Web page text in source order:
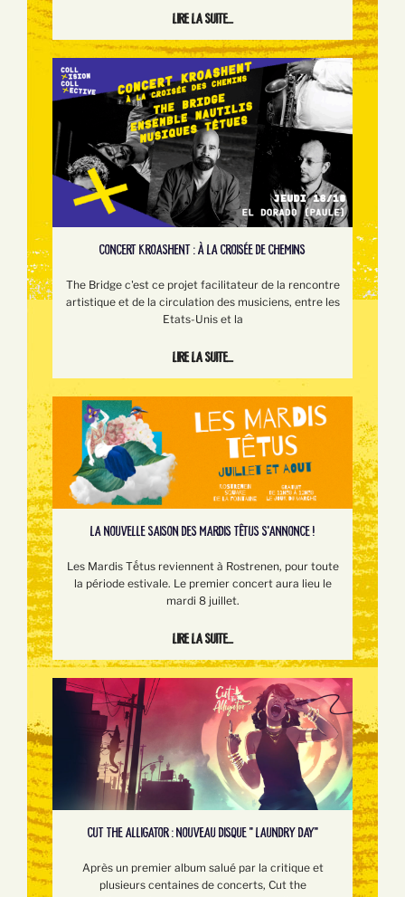
Lire la suite...
CONCERT KROASHENT : À LA CROISÉE DE CHEMINS
The Bridge c'est ce projet facilitateur de la rencontre
artistique et de la circulation des musiciens, entre les
Etats-Unis et la
Lire la suite...
LA NOUVELLE SAISON DES MARDIS TÊTUS S'ANNONCE !
Les Mardis Tếtus reviennent à Rostrenen, pour toute
la période estivale. Le premier concert aura lieu le
mardi 8 juillet.
Lire la suite...
CUT THE ALLIGATOR : NOUVEAU DISQUE " LAUNDRY DAY"
Après un premier album salué par la critique et
plusieurs centaines de concerts, Cut the